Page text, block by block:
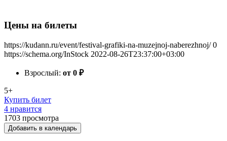
Цены на билеты
https://kudann.ru/event/festival-grafiki-na-muzejnoj-naberezhnoj/ 0
https://schema.org/InStock 2022-08-26T23:37:00+03:00
Взрослый: от 0 ₽
5+
Купить билет
4 нравится
1703 просмотра
Добавить в календарь